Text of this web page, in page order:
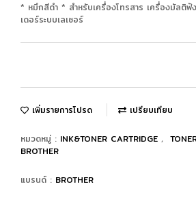
* หมึกสีดำ * สำหรับเครื่องโทรสาร เครื่องมัลติฟั
เดอร์ระบบเลเซอร์
เพิ่มรายการโปรด เปรียบเทียบ
หมวดหมู่ : INK&TONER CARTRIDGE ,
BROTHER
แบรนด์ : BROTHER